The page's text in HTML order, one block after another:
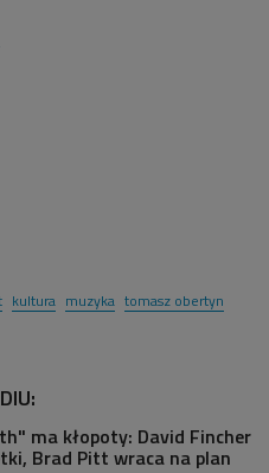
kultura muzyka tomasz obertyn
ma kłopoty: David Fincher
Brad Pitt wraca na plan